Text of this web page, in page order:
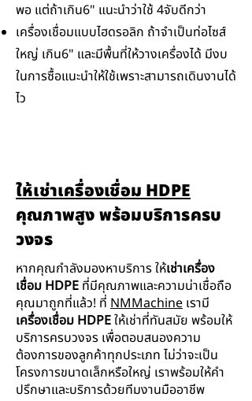
พอ แต่ถ้าเกิน6" แนะนำว่าใช้ 4จับดีกว่า
เครื่องเชื่อมแบบไฮดรอลิก ถ้าจำเป็นท่อไซส์
ใหญ่ เกิน6" และมีพื้นที่ให้วางเครื่องได้ มีงบ
ในการซื้อแนะนำให้ใช้เพราะสามารถเดินงานได้
ไว
ให้เช่าเครื่องเชื่อม HDPE
คุณภาพสูง พร้อมบริการครบ
วงจร
หากคุณกำลังมองหาบริการ ให้เช่าเครื่อง
เชื่อม HDPE ที่มีคุณภาพและความน่าเชื่อถือ
คุณมาถูกที่แล้ว! ที่ NMMachine เรามี
เครื่องเชื่อม HDPEให้เช่าที่ทันสมัย พร้อมให้
บริการครบวงจร เพื่อตอบสนองความ
ต้องการของลูกค้าทุกประเภท ไม่ว่าจะเป็น
โครงการขนาดเล็กหรือใหญ่ เราพร้อมให้คำ
ปรึกษาและบริการด้วยทีมงานมืออาชีพ